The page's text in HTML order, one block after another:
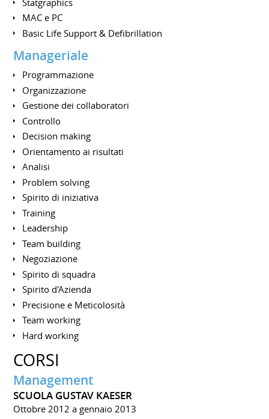
MAC e PC
Basic Life Support & Defibrillation
Manageriale
Programmazione
Organizzazione
Gestione dei collaboratori
Controllo
Decision making
Orientamento ai risultati
Analisi
Problem solving
Spirito di iniziativa
Training
Leadership
Team building
Negoziazione
Spirito di squadra
Spirito d'Azienda
Precisione e Meticolosità
Team working
Hard working
CORSI
Management
SCUOLA GUSTAV KAESER
Ottobre 2012 a gennaio 2013